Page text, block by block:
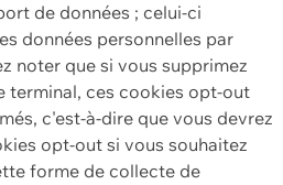
de données ; celui-ci
données personnelles par
noter que si vous supprimez
terminal, ces cookies opt-out
c'est-à-dire que vous devrez
opt-out si vous souhaitez
forme de collecte de